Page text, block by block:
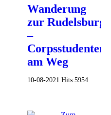
Wanderung
zur Rudelsburg
–
Corpsstudenten
am Weg
10-08-2021 Hits:5954